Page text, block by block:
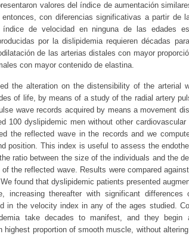
valores del índice de aumentación
con diferencias significativas a partir de
de velocidad en ninguna de las edades
por la dislipidemia requieren décadas
de las arterias distales con mayor
con mayor contenido de elastina.
the alteration on the distensibility of the arterial
of life, by means of a study of the radial artery
wave records acquired by means a movement
100 dyslipidemic men without other
the reflected wave in the records and we
position. This index is useful to assess the
ratio between the size of the individuals and the
the reflected wave. Results were compared
found that dyslipidemic patients presented
increasing thereafter with significant
in the velocity index in any of the ages studied.
take decades to manifest, and they begin
proportion of smooth muscle, without